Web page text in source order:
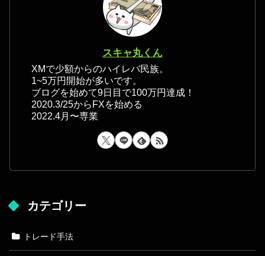
スキャ丸くん
XMで少額からのハイレバ民族。
1~5万円開始が多いです。
ブログを始めて9日目で100万円達成！
2020.3/25からFXを始める
2022.4月〜専業
カテゴリー
トレード手法